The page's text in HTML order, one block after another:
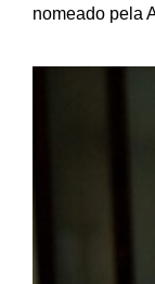
nomeado pela